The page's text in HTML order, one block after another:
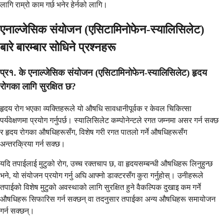
लागि राम्रो काम गर्छ भनेर हेर्नको लागि।
एनाल्जेसिक संयोजन (एसिटामिनोफेन-स्यालिसिलेट)
बारे बारम्बार सोधिने प्रश्नहरू
प्र१. के एनाल्जेसिक संयोजन (एसिटामिनोफेन-स्यालिसिलेट) हृदय
रोगका लागि सुरक्षित छ?
हृदय रोग भएका व्यक्तिहरूले यो औषधि सावधानीपूर्वक र केवल चिकित्सा
पर्यवेक्षणमा प्रयोग गर्नुपर्छ। स्यालिसिलेट कम्पोनेन्टले रगत जम्नमा असर गर्न सक्छ
र हृदय रोगका औषधिहरूसँग, विशेष गरी रगत पातलो गर्ने औषधिहरूसँग
अन्तरक्रिया गर्न सक्छ।
यदि तपाईलाई मुटुको रोग, उच्च रक्तचाप छ, वा हृदयसम्बन्धी औषधिहरू लिनुहुन्छ
भने, यो संयोजन प्रयोग गर्नु अघि आफ्नो डाक्टरसँग कुरा गर्नुहोस्। उनीहरूले
तपाईको विशेष मुटुको अवस्थाको लागि सुरक्षित हुने वैकल्पिक दुखाइ कम गर्ने
औषधिहरू सिफारिस गर्न सक्छन् वा तदनुसार तपाईका अन्य औषधिहरू समायोजन
गर्न सक्छन्।